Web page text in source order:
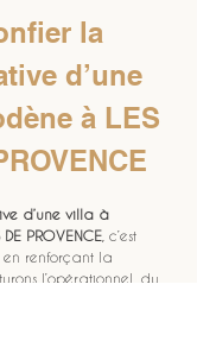
la
d’une
à LES
d’une villa à
DE PROVENCE , c’est
renforçant la
l’opérationnel, du